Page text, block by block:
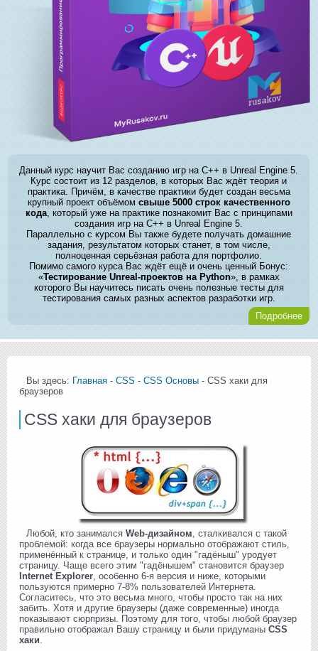
Данный курс научит Вас созданию игр на C++ в Unreal Engine 5.
Курс состоит из 12 разделов, в которых Вас ждёт теория и
практика. Причём, в качестве практики будет создан весьма
крупный проект объёмом свыше 5000 строк качественного
кода, который уже на практике познакомит Вас с принципами
создания игр на C++ в Unreal Engine 5.
Параллельно с курсом Вы также будете получать домашние
задания, результатом которых станет, в том числе,
полноценная серьёзная работа для портфолио.
Помимо самого курса Вас ждёт ещё и очень ценный Бонус:
«Тестирование Unreal-проектов на Python», в рамках
которого Вы научитесь писать очень полезные тесты для
тестирования самых разных аспектов разработки игр.
Подробнее
Вы здесь: Главная - CSS - CSS Основы - CSS хаки для
браузеров
CSS хаки для браузеров
Любой, кто занимался Web-дизайном , сталкивался с такой
проблемой: когда все браузеры нормально отображают стиль,
применённый к странице, и только один "гадёныш" уродует
страницу. Чаще всего этим "гадёнышем" становится браузер
Internet Explorer , особенно 6-я версия и ниже, которыми
пользуются примерно 7-8% пользователей Интернета.
Согласитесь, что это весьма много, чтобы просто так на них
забить. Хотя и другие браузеры (даже современные) иногда
показывают сюрпризы. Поэтому для того, чтобы любой браузер
правильно отображал Вашу страницу и были придуманы CSS
хаки